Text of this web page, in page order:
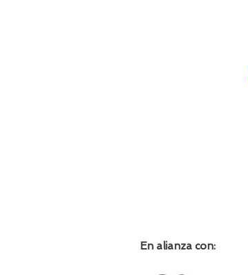
En alianza con: